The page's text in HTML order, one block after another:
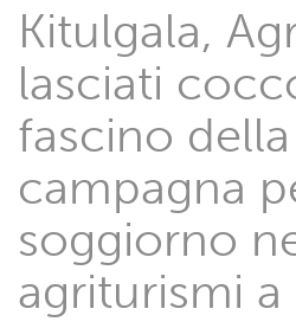
Kitulgala,
lasciati
fascino della
campagna
soggiorno
agriturismi a